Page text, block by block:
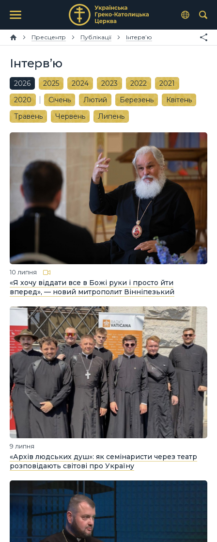
Пресцентр Публікації Інтерв’ю
Інтерв’ю
2026 2025 2024 2023 2022
2021
2020
Січень Лютий Березень
Квітень
Травень
Червень Липень
10 липня
«Я хочу віддати все в Божі руки і просто йти
вперед», — новий митрополит Вінніпезький
9 липня
«Архів людських душ»: як семінаристи через театр
розповідають світові про Україну